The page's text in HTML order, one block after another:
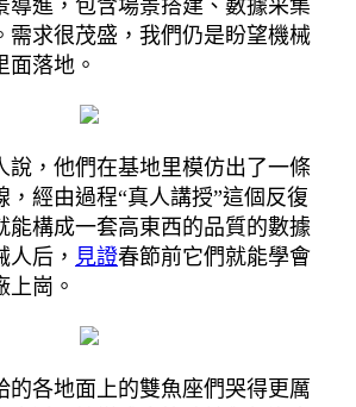
導進，包含場景搭建、數據采集
需求很茂盛，我們仍是盼望機械
面落地。
說，他們在基地里模仿出了一條
，經由過程“真人講授”這個反復
能構成一套高東西的品質的數據
后， 見證春節前它們就能學會
上崗。
的各地面上的雙魚座們哭得更厲